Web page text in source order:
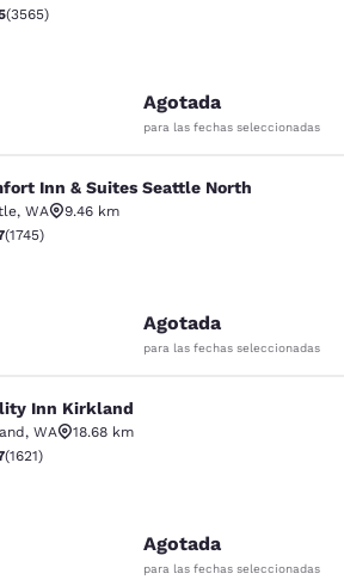
de 3.53 estrellas. Bueno. 3565 reseñas
(3565)
Agotada
para las fechas seleccionadas
Suites Seattle North
Inn & Suites Seattle North
, WA
9.46 km
de 3.74 estrellas. Bueno. 1745 reseñas
(1745)
Agotada
para las fechas seleccionadas
Inn Kirkland
, WA
18.68 km
de 3.69 estrellas. Bueno. 1621 reseñas
(1621)
Agotada
para las fechas seleccionadas